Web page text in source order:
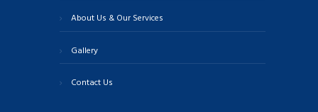
About Us & Our Services
Gallery
Contact Us